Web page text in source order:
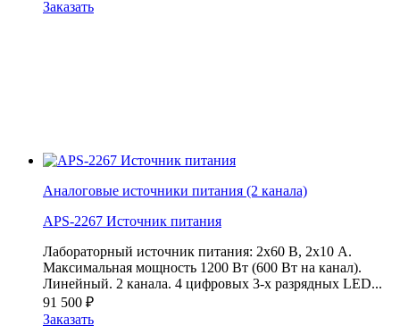
Заказать
Аналоговые источники питания (2 канала)
APS-2267 Источник питания
Лабораторный источник питания: 2x60 В, 2x10 А.
Максимальная мощность 1200 Вт (600 Вт на канал).
Линейный. 2 канала. 4 цифровых 3-х разрядных LED...
91 500 ₽
Заказать